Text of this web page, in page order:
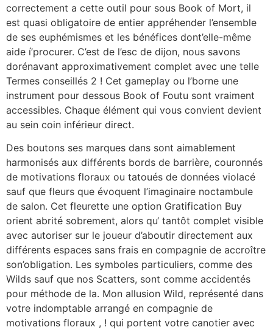
correctement a cette outil pour sous Book of Mort, il
est quasi obligatoire de entier appréhender l’ensemble
de ses euphémismes et les bénéfices dont’elle-même
aide í’procurer. C’est de l’esc de dijon, nous savons
dorénavant approximativement complet avec une telle
Termes conseillés 2 ! Cet gameplay ou l’borne une
instrument pour dessous Book of Foutu sont vraiment
accessibles. Chaque élément qui vous convient devient
au sein coin inférieur direct.
Des boutons ses marques dans sont aimablement
harmonisés aux différents bords de barrière, couronnés
de motivations floraux ou tatoués de données violacé
sauf que fleurs que évoquent l’imaginaire noctambule
de salon. Cet fleurette une option Gratification Buy
orient abrité sobrement, alors qu‘ tantôt complet visible
avec autoriser sur le joueur d’aboutir directement aux
différents espaces sans frais en compagnie de accroître
son’obligation. Les symboles particuliers, comme des
Wilds sauf que nos Scatters, sont comme accidentés
pour méthode de la. Mon allusion Wild, représenté dans
votre indomptable arrangé en compagnie de
motivations floraux , ! qui portent votre canotier avec